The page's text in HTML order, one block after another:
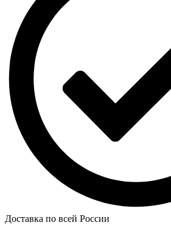
Доставка по всей России